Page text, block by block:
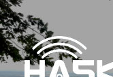
Ugrás
a
tartalomra